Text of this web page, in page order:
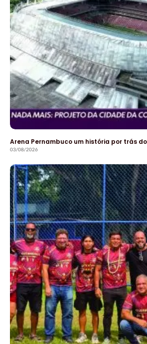
Arena Pernambuco um história por trás
03/08/2026